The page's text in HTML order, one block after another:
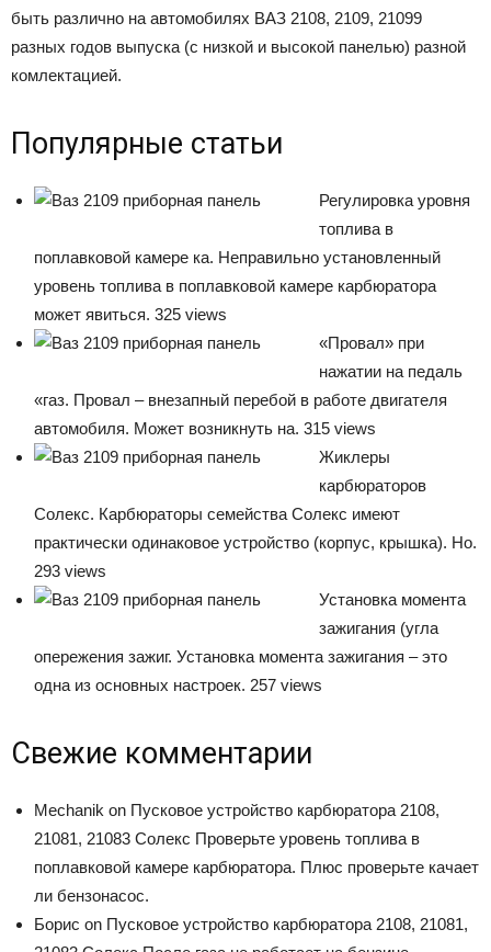
быть различно на автомобилях ВАЗ 2108, 2109, 21099
разных годов выпуска (с низкой и высокой панелью) разной
комлектацией.
Популярные статьи
Регулировка уровня
топлива в
поплавковой камере ка. Неправильно установленный
уровень топлива в поплавковой камере карбюратора
может явиться. 325 views
«Провал» при
нажатии на педаль
«газ. Провал – внезапный перебой в работе двигателя
автомобиля. Может возникнуть на. 315 views
Жиклеры
карбюраторов
Солекс. Карбюраторы семейства Солекс имеют
практически одинаковое устройство (корпус, крышка). Но.
293 views
Установка момента
зажигания (угла
опережения зажиг. Установка момента зажигания – это
одна из основных настроек. 257 views
Свежие комментарии
Mechanik on Пусковое устройство карбюратора 2108,
21081, 21083 Солекс Проверьте уровень топлива в
поплавковой камере карбюратора. Плюс проверьте качает
ли бензонасос.
Борис on Пусковое устройство карбюратора 2108, 21081,